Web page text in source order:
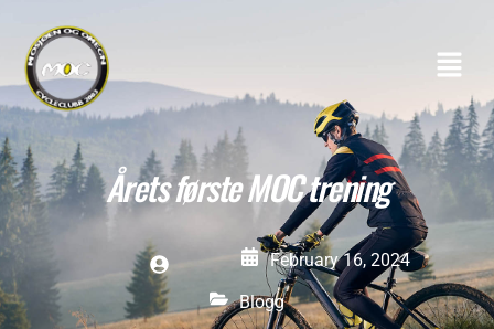
Årets første MOC trening
February 16, 2024
Blogg